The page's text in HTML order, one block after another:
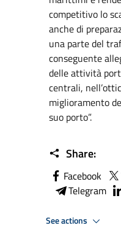
competitivo lo
anche di
una parte del
conseguente
delle attività
centrali,
miglioramento
suo porto”.
Share:
Facebook
Telegram
See actions